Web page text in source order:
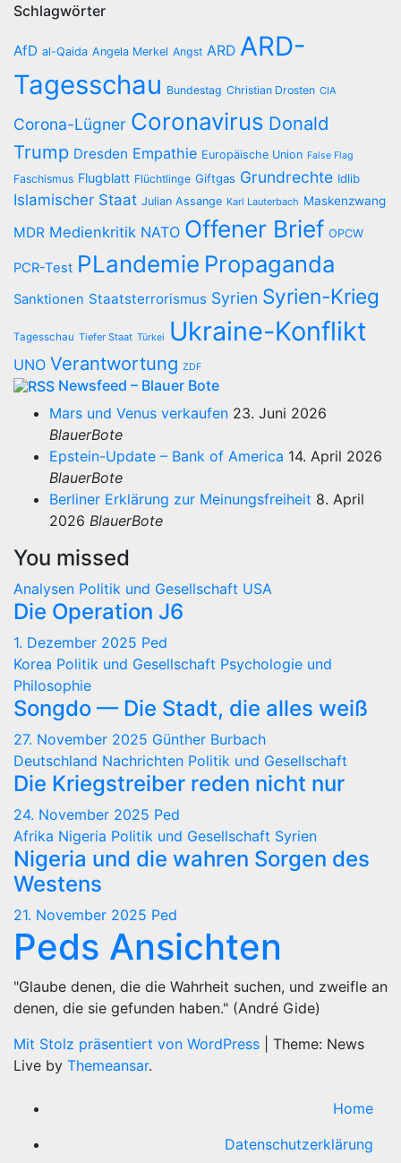
Schlagwörter
AfD al-Qaida Angela Merkel Angst ARD ARD-
Tagesschau Bundestag Christian Drosten CIA
Corona-Lügner Coronavirus Donald
Trump Dresden Empathie Europäische Union False Flag
Faschismus Flugblatt Flüchtlinge Giftgas Grundrechte Idlib
Islamischer Staat Julian Assange Karl Lauterbach Maskenzwang
MDR Medienkritik NATO Offener Brief OPCW
PCR-Test PLandemie Propaganda
Sanktionen Staatsterrorismus Syrien Syrien-Krieg
Tagesschau Tiefer Staat Türkei Ukraine-Konflikt
UNO Verantwortung ZDF
Newsfeed – Blauer Bote
Mars und Venus verkaufen 23. Juni 2026
BlauerBote
Epstein-Update – Bank of America 14. April 2026
BlauerBote
Berliner Erklärung zur Meinungsfreiheit 8. April
2026 BlauerBote
You missed
Analysen Politik und Gesellschaft USA
Die Operation J6
1. Dezember 2025 Ped
Korea Politik und Gesellschaft Psychologie und
Philosophie
Songdo — Die Stadt, die alles weiß
27. November 2025 Günther Burbach
Deutschland Nachrichten Politik und Gesellschaft
Die Kriegstreiber reden nicht nur
24. November 2025 Ped
Afrika Nigeria Politik und Gesellschaft Syrien
Nigeria und die wahren Sorgen des
Westens
21. November 2025 Ped
Peds Ansichten
"Glaube denen, die die Wahrheit suchen, und zweifle an
denen, die sie gefunden haben." (André Gide)
Mit Stolz präsentiert von WordPress
Theme: News
Live by Themeansar.
Home
Datenschutzerklärung